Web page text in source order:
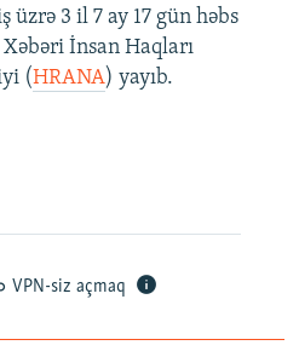
üzrə 3 il 7 ay 17 gün həbs
İnsan Haqları
(HRANA) yayıb.
VPN-siz açmaq